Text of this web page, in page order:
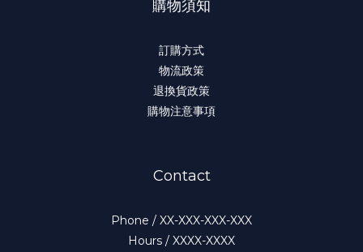
購物須知
訂購方式
物流政策
退換貨政策
購物注意事項
Contact
Phone / XX-XXX-XXX-XXX
Hours / XXXX-XXXX